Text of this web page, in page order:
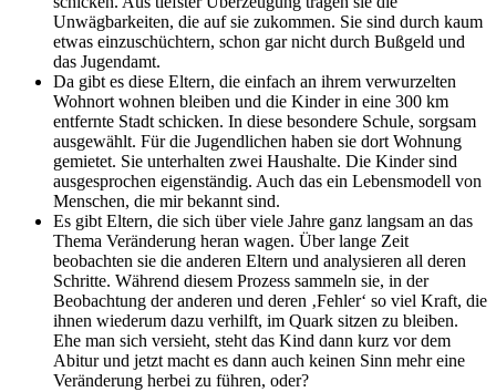
Unwägbarkeiten, die auf sie zukommen. Sie sind durch kaum
etwas einzuschüchtern, schon gar nicht durch Bußgeld und
das Jugendamt.
Da gibt es diese Eltern, die einfach an ihrem verwurzelten
Wohnort wohnen bleiben und die Kinder in eine 300 km
entfernte Stadt schicken. In diese besondere Schule, sorgsam
ausgewählt. Für die Jugendlichen haben sie dort Wohnung
gemietet. Sie unterhalten zwei Haushalte. Die Kinder sind
ausgesprochen eigenständig. Auch das ein Lebensmodell von
Menschen, die mir bekannt sind.
Es gibt Eltern, die sich über viele Jahre ganz langsam an das
Thema Veränderung heran wagen. Über lange Zeit
beobachten sie die anderen Eltern und analysieren all deren
Schritte. Während diesem Prozess sammeln sie, in der
Beobachtung der anderen und deren ‚Fehler‘ so viel Kraft, die
ihnen wiederum dazu verhilft, im Quark sitzen zu bleiben.
Ehe man sich versieht, steht das Kind dann kurz vor dem
Abitur und jetzt macht es dann auch keinen Sinn mehr eine
Veränderung herbei zu führen, oder?